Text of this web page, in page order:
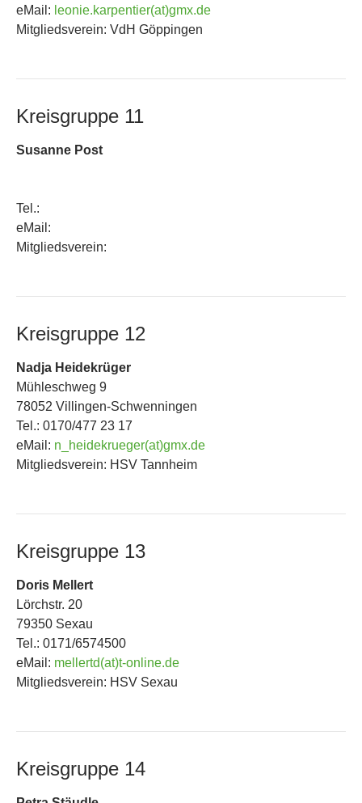
eMail: leonie.karpentier(at)gmx.de
Mitgliedsverein: VdH Göppingen
Kreisgruppe 11
Susanne Post
Tel.:
eMail:
Mitgliedsverein:
Kreisgruppe 12
Nadja Heidekrüger
Mühleschweg 9
78052 Villingen-Schwenningen
Tel.: 0170/477 23 17
eMail: n_heidekrueger(at)gmx.de
Mitgliedsverein: HSV Tannheim
Kreisgruppe 13
Doris Mellert
Lörchstr. 20
79350 Sexau
Tel.: 0171/6574500
eMail: mellertd(at)t-online.de
Mitgliedsverein: HSV Sexau
Kreisgruppe 14